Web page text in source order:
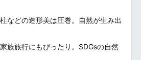
などの造形美は圧巻。自然が生み出
族旅行にもぴったり。SDGsの自然